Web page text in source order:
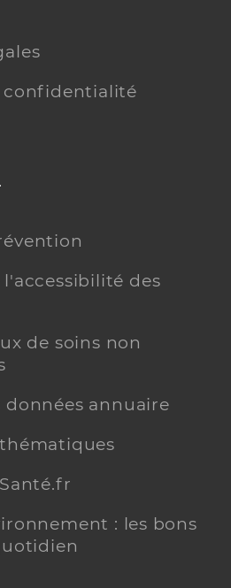
confidentialité
des
de soins non
données annuaire
thématiques
: les bons